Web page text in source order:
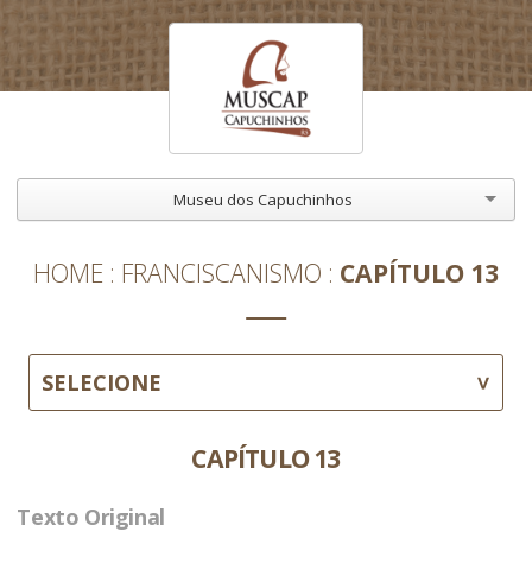
Museu dos Capuchinhos
HOME FRANCISCANISMO CAPÍTULO 13
SELECIONE
CAPÍTULO 13
Texto Original